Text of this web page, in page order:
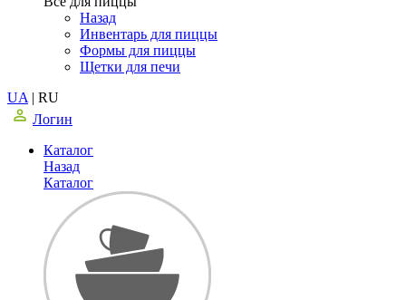
Назад
Инвентарь для пиццы
Формы для пиццы
Щетки для печи
UA | RU
Логин
Каталог
Назад
Каталог